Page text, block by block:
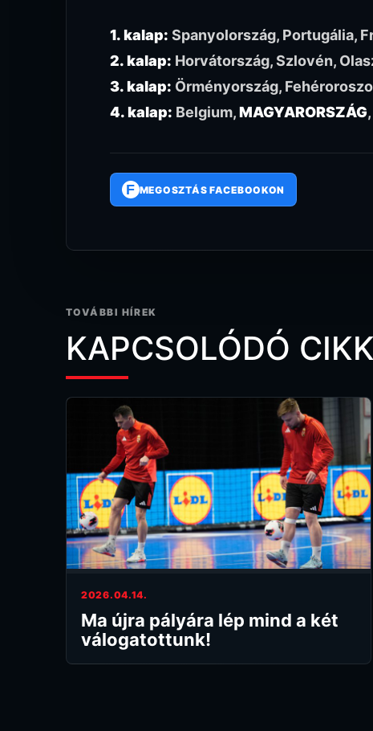
1. kalap: Spanyolország, Portugália,
2. kalap: Horvátország, Szlovén,
3. kalap: Örményország,
4. kalap: Belgium,MAGYARORSZÁG
F MEGOSZTÁS FACEBOOKON
TOVÁBBI HÍREK
KAPCSOLÓDÓ
2026.04.14.
Ma újra pályára lép mind a két
válogatottunk!